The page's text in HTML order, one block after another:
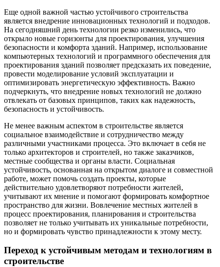
Еще одной важной частью устойчивого строительства
является внедрение инновационных технологий и подходов.
На сегодняшний день технологии резко изменились, что
открыло новые горизонты для проектирования, улучшения
безопасности и комфорта зданий. Например, использование
компьютерных технологий и программного обеспечения для
проектирования зданий позволяет предсказать их поведение,
провести моделирование условий эксплуатации и
оптимизировать энергетическую эффективность. Важно
подчеркнуть, что внедрение новых технологий не должно
отвлекать от базовых принципов, таких как надежность,
безопасность и устойчивость.
Не менее важным аспектом в строительстве является
социальное взаимодействие и сотрудничество между
различными участниками процесса. Это включает в себя не
только архитекторов и строителей, но также заказчиков,
местные сообщества и органы власти. Социальная
устойчивость, основанная на открытом диалоге и совместной
работе, может помочь создать проекты, которые
действительно удовлетворяют потребности жителей,
учитывают их мнение и помогают формировать комфортное
пространство для жизни. Вовлечение местных жителей в
процесс проектирования, планирования и строительства
позволяет не только учитывать их уникальные потребности,
но и формировать чувство принадлежности к этому месту.
Переход к устойчивым методам и технологиям в
строительстве